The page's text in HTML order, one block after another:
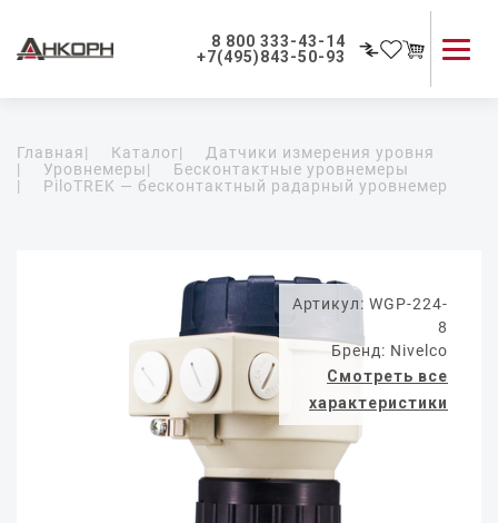
8 800 333-43-14
+7(495)843-50-93
Применение приборов
Как мы работаем
Главная| Каталог|
Датчики измерения уровня
|
Уровнемеры|
Бесконтактные уровнемеры
|
PiloTREK — бесконтактный радарный уровнемер
Артикул: WGP-224-
8
Бренд: Nivelco
Смотреть все
характеристики